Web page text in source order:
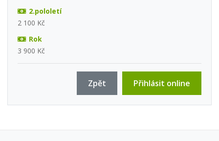
2.pololetí
2 100 Kč
Rok
3 900 Kč
Přihlásit online
Zpět